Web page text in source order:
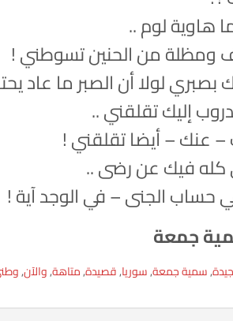
هاوية لوم ..
ومظلة من الحنين تسوطني !
بصبري لولا أن الصبر ما عاد
إليك تقلقني ..
– عنك – أيضا تقلقني !
كله فيك عن رضى ..
حساب الجنى – في الوجد آية !
جمعة
,سمية جمعة,سوريا,قصيدة,متاهة,والآن,